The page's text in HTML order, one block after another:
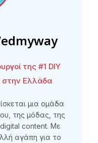
της #1 DIY
Ελλάδα
μια ομάδα
της μόδας, της
content. Με
αγάπη για το